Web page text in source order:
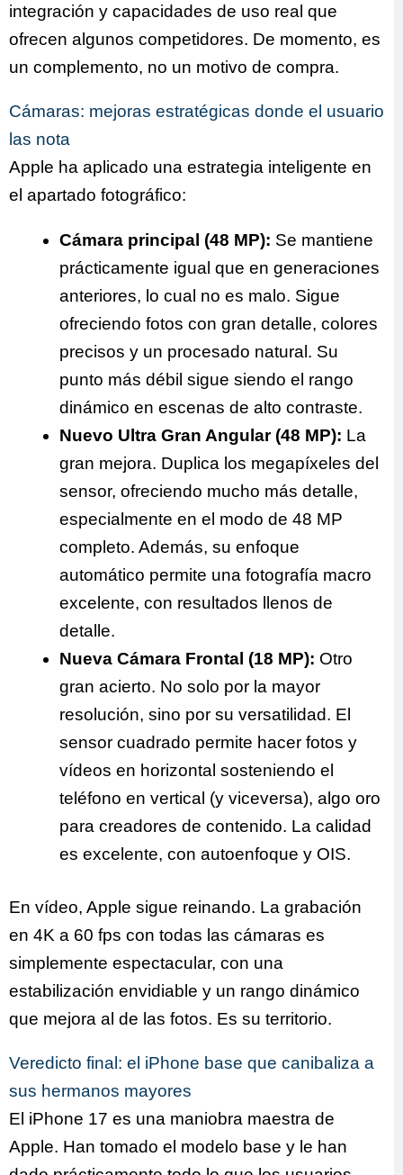
integración y capacidades de uso real que
ofrecen algunos competidores. De momento, es
un complemento, no un motivo de compra.
Cámaras: mejoras estratégicas donde el usuario
las nota
Apple ha aplicado una estrategia inteligente en
el apartado fotográfico:
Cámara principal (48 MP): Se mantiene
prácticamente igual que en generaciones
anteriores, lo cual no es malo. Sigue
ofreciendo fotos con gran detalle, colores
precisos y un procesado natural. Su
punto más débil sigue siendo el rango
dinámico en escenas de alto contraste.
Nuevo Ultra Gran Angular (48 MP): La
gran mejora. Duplica los megapíxeles del
sensor, ofreciendo mucho más detalle,
especialmente en el modo de 48 MP
completo. Además, su enfoque
automático permite una fotografía macro
excelente, con resultados llenos de
detalle.
Nueva Cámara Frontal (18 MP): Otro
gran acierto. No solo por la mayor
resolución, sino por su versatilidad. El
sensor cuadrado permite hacer fotos y
vídeos en horizontal sosteniendo el
teléfono en vertical (y viceversa), algo oro
para creadores de contenido. La calidad
es excelente, con autoenfoque y OIS.
En vídeo, Apple sigue reinando. La grabación
en 4K a 60 fps con todas las cámaras es
simplemente espectacular, con una
estabilización envidiable y un rango dinámico
que mejora al de las fotos. Es su territorio.
Veredicto final: el iPhone base que canibaliza a
sus hermanos mayores
El iPhone 17 es una maniobra maestra de
Apple. Han tomado el modelo base y le han